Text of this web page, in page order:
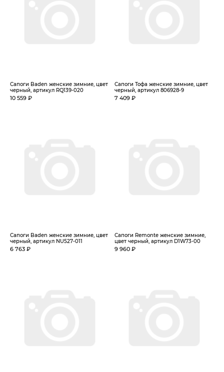
Сапоги Baden женские зимние, цвет
черный, артикул RQ139-020
10 559 ₽
Сапоги Тофа женские зимние, цвет
черный, артикул 806928-9
7 409 ₽
Сапоги Baden женские зимние, цвет
черный, артикул NU527-011
6 763 ₽
Сапоги Remonte женские зимние,
цвет черный, артикул D1W73-00
9 960 ₽